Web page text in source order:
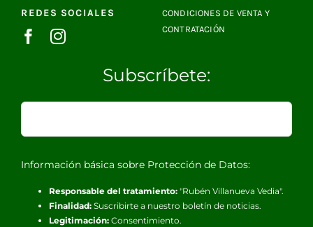
REDES SOCIALES
CONDICIONES DE VENTA Y
CONTRATACIÓN
Subscríbete:
Información básica sobre Protección de Datos:
Responsable del tratamiento:"Rubén Villanueva Vedia".
Finalidad:Suscribirte a nuestro boletín de noticias.
Legitimación:Consentimiento.